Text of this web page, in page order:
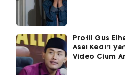
Profil Gus
Asal Kediri
Video Cium